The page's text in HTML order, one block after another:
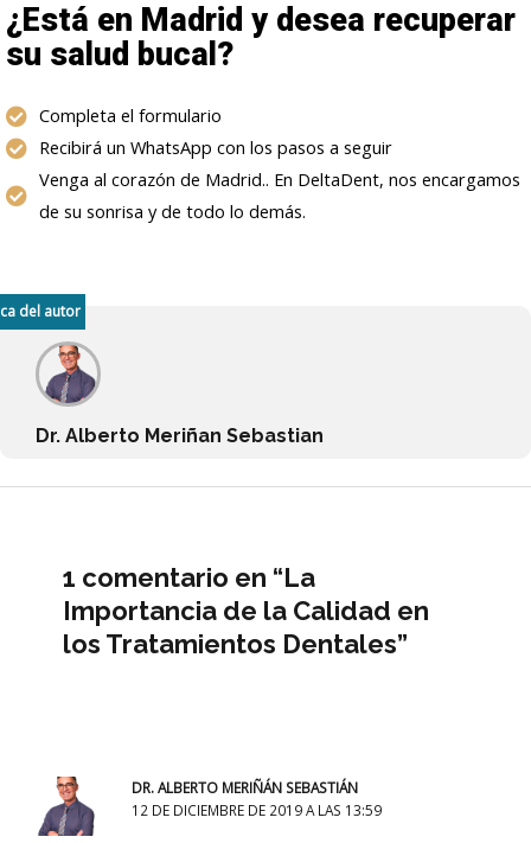
¿Está en Madrid y desea recuperar
su salud bucal?
Completa el formulario
Recibirá un WhatsApp con los pasos a seguir
Venga al corazón de Madrid.. En DeltaDent, nos encargamos
de su sonrisa y de todo lo demás.
del autor
Dr. Alberto Meriñan Sebastian
1 comentario en “La
Importancia de la Calidad en
los Tratamientos Dentales”
DR. ALBERTO MERIÑÁN SEBASTIÁN
12 DE DICIEMBRE DE 2019 A LAS 13:59